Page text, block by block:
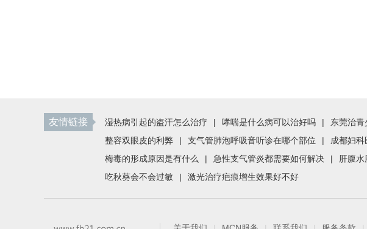
友情链接 湿热病引起的盗汗怎么治疗 | 哮喘是什么病可以治好吗 | 东莞治
整容双眼皮的利弊
| 支气管肺泡呼吸音听诊在哪个部位 | 成都妇科
梅毒的形成原因是有什么
| 急性支气管炎都需要如何解决 | 肝腹
吃秋葵会不会过敏
| 激光治疗疤痕增生效果好不好